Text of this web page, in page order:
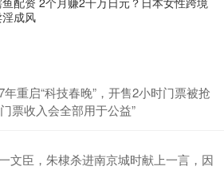
成风
重启“科技春晚”，开售2小时门票被抢
票收入会全部用于公益”
文臣，朱棣杀进南京城时献上一言，因